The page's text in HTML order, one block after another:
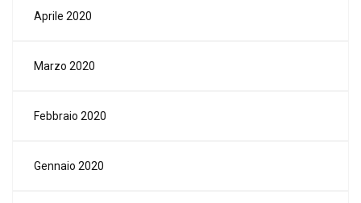
Aprile 2020
Marzo 2020
Febbraio 2020
Gennaio 2020